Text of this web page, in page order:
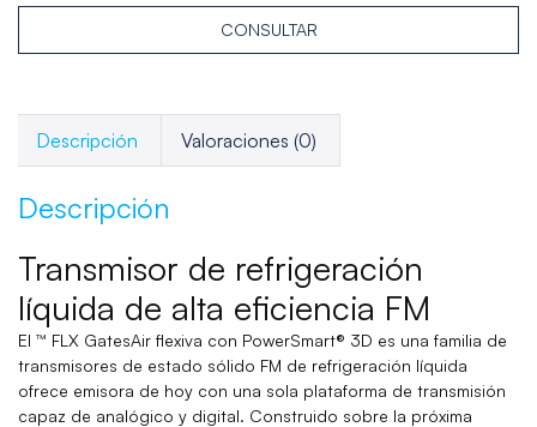
CONSULTAR
Descripción Valoraciones (0)
Descripción
Transmisor de refrigeración
líquida de alta eficiencia FM
El ™ FLX GatesAir flexiva con PowerSmart® 3D es una familia de
transmisores de estado sólido FM de refrigeración líquida
ofrece emisora ​​de hoy con una sola plataforma de transmisión
capaz de analógico y digital. Construido sobre la próxima